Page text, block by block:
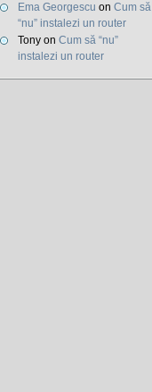
Ema Georgescu on Cum să
“nu” instalezi un router
Tony on Cum să “nu”
instalezi un router